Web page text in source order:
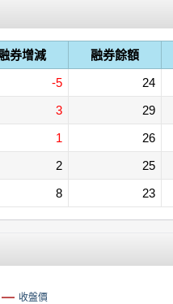
券增減 融券餘額
-5 24
3 29
1 26
2 25
8 23
收盤價